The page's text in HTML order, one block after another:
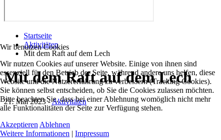
Startseite
Aktivitäten
Mit dem Raft auf dem Lech
Mit dem Raft auf dem Lech
21. Mai 2023-Aktivitäten
Wir benutzen Cookies
Wir nutzen Cookies auf unserer Website. Einige von ihnen sind
essenziell für den Betrieb der Seite, während andere uns helfen, diese
Website und die Nutzererfahrung zu verbessern (Tracking Cookies).
Sie können selbst entscheiden, ob Sie die Cookies zulassen möchten.
Bitte beachten Sie, dass bei einer Ablehnung womöglich nicht mehr
alle Funktionalitäten der Seite zur Verfügung stehen.
Akzeptieren Ablehnen
Weitere Informationen | Impressum